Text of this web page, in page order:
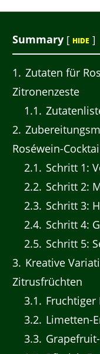
Summary [ HIDE ]
1
Zutaten für
Zitronenzeste
1.1
2
Roséwein-
2.1
Schritt 1:
2.2 Schritt 2:
2.3 Schritt 3:
2.4 Schritt 4:
2.5 Schritt 5:
3 Kreative
Zitrusfrüchten
3.1
Fruchtiger
3.2 Limetten-
3.3